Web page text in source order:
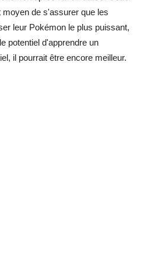
de s'assurer que les
leur Pokémon le plus puissant,
potentiel d'apprendre un
il pourrait être encore meilleur.